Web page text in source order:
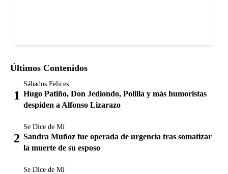
Últimos Contenidos
Sábados Felices
Hugo Patiño, Don Jediondo, Polilla y más humoristas
despiden a Alfonso Lizarazo
Se Dice de Mí
Sandra Muñoz fue operada de urgencia tras somatizar
la muerte de su esposo
Se Dice de Mí